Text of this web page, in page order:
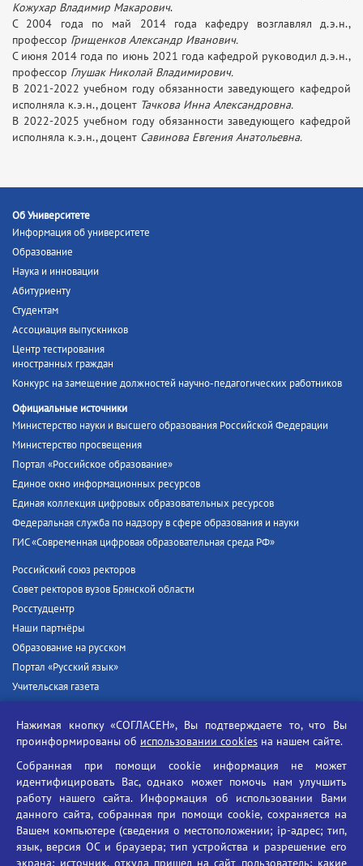
Кожухар Владимир Макарович.
С 2004 года по май 2014 года кафедру возглавлял д.э.н.,
профессор Грищенков Александр Иванович.
С июня 2014 года по июнь 2021 года кафедрой руководил д.э.н.,
профессор Глушак Николай Владимирович.
В 2021-2022 учебном году обязанности заведующего кафедрой
исполняла к.э.н., доцент Тачкова Инна Александровна.
В 2022-2025 учебном году обязанности заведующего кафедрой
исполняла к.э.н., доцент Савинова Евгения Анатольевна.
Об Университете
Информация об университете
Образование
Наука и инновации
Абитуриенту
Студентам
Ассоциация выпускников
Центр тестирования
иностранных граждан
Конкурс на замещение должностей научно-педагогических работников
Официальные источники
Министерство науки и высшего образования Российской Федерации
Министерство просвещения
Портал «Российское образование»
Единое окно информационных ресурсов
Единая коллекция цифровых образовательных ресурсов
Федеральная служба по надзору в сфере образования и науки
ГИС «Современная цифровая образовательная среда РФ»
Российский союз ректоров
Совет ректоров вузов Брянской области
Росстудцентр
Наши партнёры
Образование на русском
Портал «Русский язык»
Учительская газета
Единый портал государственных услуг
Противодействие угрозам информационной безопасности
Социальные ролики - Генеральная прокуратура РФ
Противодействие коррупции
БГУ против наркотиков
Брянский государственный университет
Нажимая кнопку «СОГЛАСЕН», Вы подтверждаете то, что Вы
проинформированы об использовании cookies на нашем сайте.
Собранная при помощи cookie информация не может
идентифицировать Вас, однако может помочь нам улучшить
работу нашего сайта. Информация об использовании Вами
данного сайта, собранная при помощи cookie, сохраняется на
Вашем компьютере (сведения о местоположении; ip-адрес; тип,
язык, версия ОС и браузера; тип устройства и разрешение его
экрана; источник, откуда пришел на сайт пользователь; какие